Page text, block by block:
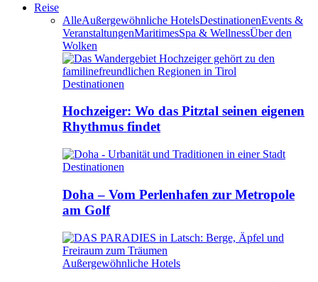
Reise
AlleAußergewöhnliche HotelsDestinationenEvents &
VeranstaltungenMaritimesSpa & WellnessÜber den
Wolken
Destinationen
Hochzeiger: Wo das Pitztal seinen eigenen
Rhythmus findet
Destinationen
Doha – Vom Perlenhafen zur Metropole
am Golf
Außergewöhnliche Hotels